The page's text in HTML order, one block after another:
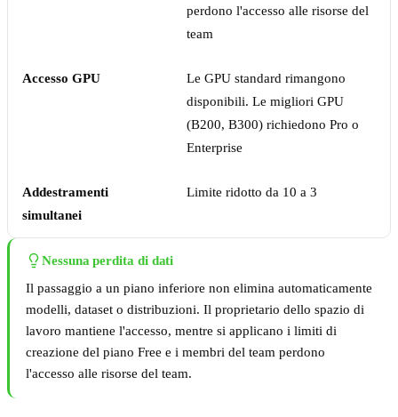
perdono l'accesso alle risorse del
team
Accesso GPU
Le GPU standard rimangono
disponibili. Le migliori GPU
(B200, B300) richiedono Pro o
Enterprise
Addestramenti
simultanei
Limite ridotto da 10 a 3
Nessuna perdita di dati
Il passaggio a un piano inferiore non elimina automaticamente
modelli, dataset o distribuzioni. Il proprietario dello spazio di
lavoro mantiene l'accesso, mentre si applicano i limiti di
creazione del piano Free e i membri del team perdono
l'accesso alle risorse del team.